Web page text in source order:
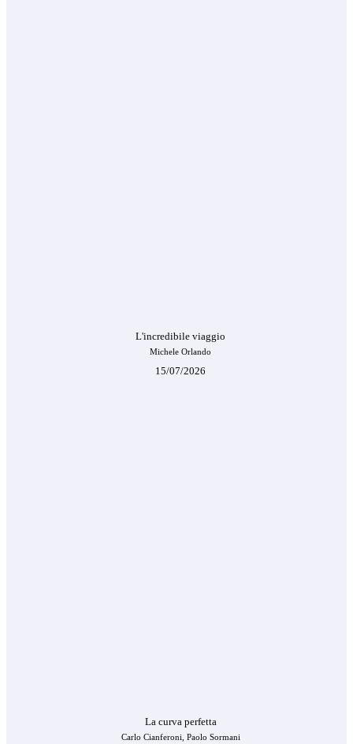
L'incredibile viaggio
Michele Orlando
15/07/2026
La curva perfetta
Carlo Cianferoni, Paolo Sormani